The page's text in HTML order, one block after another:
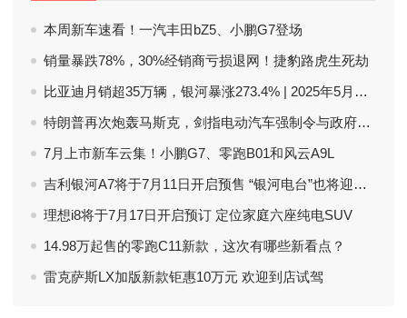
本周新车速看！一汽丰田bZ5、小鹏G7登场
销量暴跌78%，30%经销商亏损退网！捷豹路虎生死劫
比亚迪月销超35万辆，银河暴涨273.4% | 2025年5月自主品牌乘用车销量榜
特朗普再次炮轰马斯克，剑指电动汽车强制令与政府补贴
7月上市新车云集！小鹏G7、零跑B01和风云A9L
吉利银河A7将于7月11日开启预售 “银河电台”也将迎来首播
理想i8将于7月17日开启预订 定位家庭六座纯电SUV
14.98万起售的零跑C11新款，这次有哪些新看点？
雷克萨斯LX加版新款钜惠10万元 欢迎到店试驾